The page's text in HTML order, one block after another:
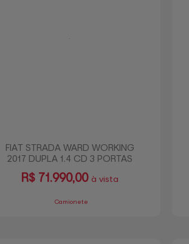
FIAT STRADA WARD WORKING
2017 DUPLA 1.4 CD 3 PORTAS
R$71.990,00 à vista
Camionete